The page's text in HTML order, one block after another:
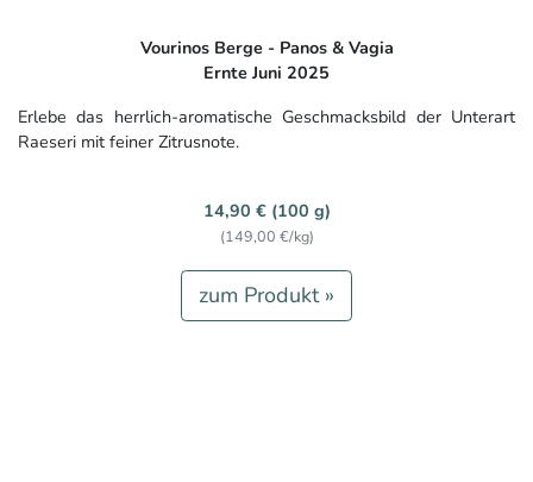
Vourinos Berge - Panos & Vagia
Ernte Juni 2025
Erlebe das herrlich-aromatische Geschmacksbild der Unterart
Raeseri mit feiner Zitrusnote.
14,90 € (100 g)
(149,00 €/kg)
zum Produkt »